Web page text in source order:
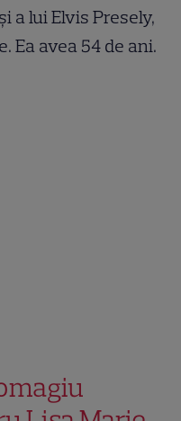
a lui Elvis Presely,
Ea avea 54 de ani.